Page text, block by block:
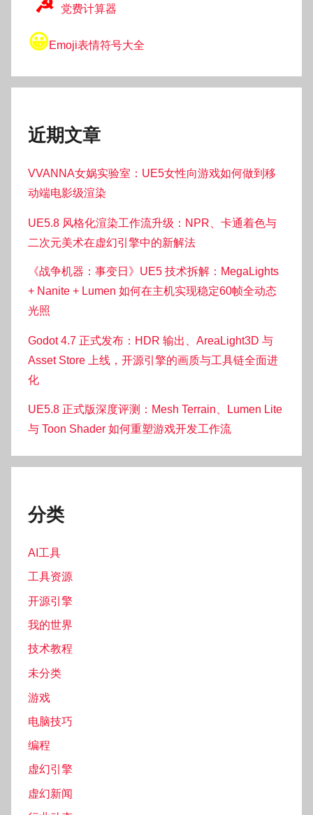
党费计算器
😀Emoji表情符号大全
近期文章
VVANNA女娲实验室：UE5女性向游戏如何做到移
动端电影级渲染
UE5.8 风格化渲染工作流升级：NPR、卡通着色与
二次元美术在虚幻引擎中的新解法
《战争机器：事变日》UE5 技术拆解：MegaLights
+ Nanite + Lumen 如何在主机实现稳定60帧全动态
光照
Godot 4.7 正式发布：HDR 输出、AreaLight3D 与
Asset Store 上线，开源引擎的画质与工具链全面进
化
UE5.8 正式版深度评测：Mesh Terrain、Lumen Lite
与 Toon Shader 如何重塑游戏开发工作流
分类
AI工具
工具资源
开源引擎
我的世界
技术教程
未分类
游戏
电脑技巧
编程
虚幻引擎
虚幻新闻